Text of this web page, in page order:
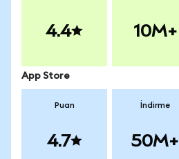
4.4 10M+
App Store
Puan
4.7
İndirme
50M+